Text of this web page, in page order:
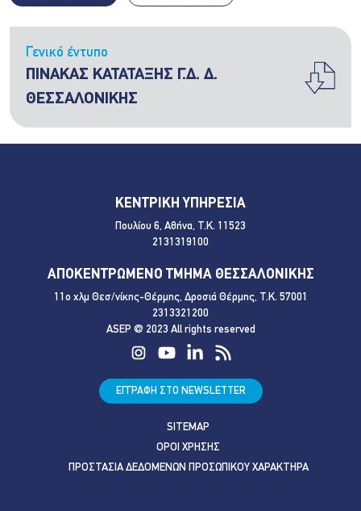
Γενικό έντυπο
ΠΙΝΑΚΑΣ ΚΑΤΑΤΑΞΗΣ Γ.Δ. Δ.
ΘΕΣΣΑΛΟΝΙΚΗΣ
ΚΕΝΤΡΙΚΗ ΥΠΗΡΕΣΙΑ
Πουλίου 6, Αθήνα, Τ.Κ. 11523
2131319100
ΑΠΟΚΕΝΤΡΩΜΕΝΟ ΤΜΗΜΑ ΘΕΣΣΑΛΟΝΙΚΗΣ
11ο χλμ Θεσ/νίκης-Θέρμης, Δροσιά Θέρμης, Τ.Κ. 57001
2313321200
ASEP @ 2023 All rights reserved
ΕΓΓΡΑΦΗ ΣΤΟ NEWSLETTER
SITEMAP
ΟΡΟΙ ΧΡΗΣΗΣ
ΠΡΟΣΤΑΣΙΑ ΔΕΔΟΜΕΝΩΝ ΠΡΟΣΩΠΙΚΟΥ ΧΑΡΑΚΤΗΡΑ